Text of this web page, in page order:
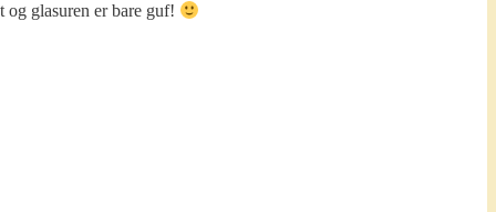
glasuren er bare guf!